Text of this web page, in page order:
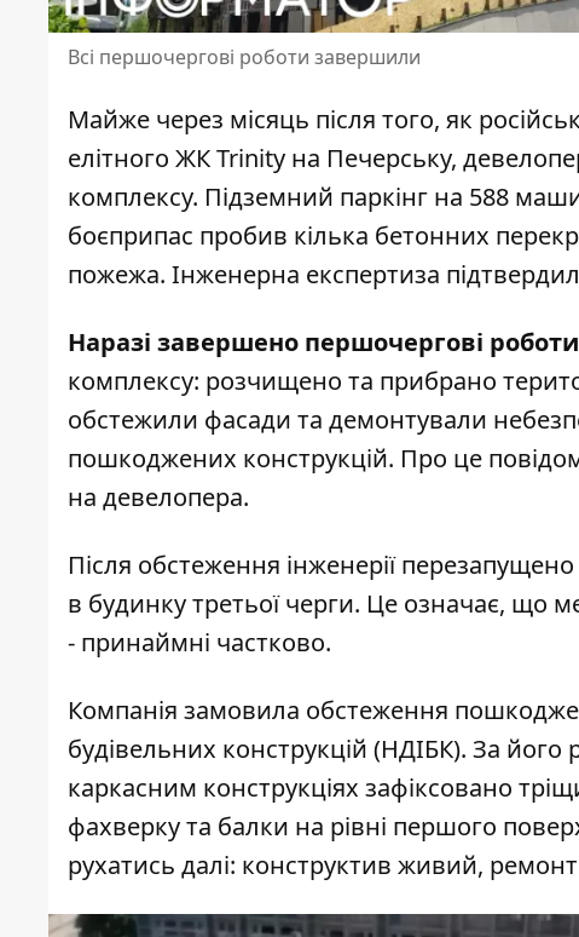
Всі першочергові роботи завершили
Майже через місяць після того, як
елітного ЖК Trinity на Печерську,
комплексу. Підземний паркінг на 588
боєприпас пробив кілька бетонних
пожежа. Інженерна експертиза
Наразі завершено першочергові роботи
комплексу: розчищено та прибрано
обстежили фасади та демонтували
пошкоджених конструкцій. Про це
на девелопера.
Після обстеження інженерії
в будинку третьої черги. Це означає, що
- принаймні частково.
Компанія замовила обстеження
будівельних конструкцій (НДІБК). За
каркасним конструкціях зафіксовано
фахверку та балки на рівні першого
рухатись далі: конструктив живий,